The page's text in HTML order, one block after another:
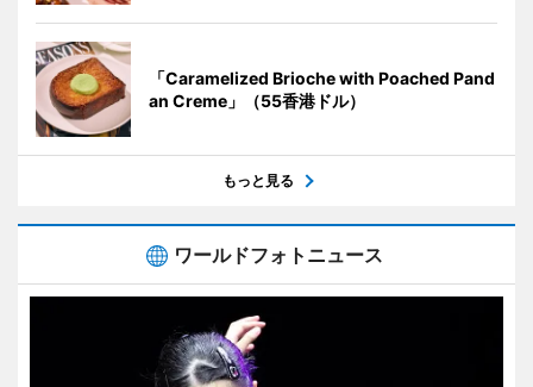
「Caramelized Brioche with Poached Pand
an Creme」（55香港ドル）
もっと見る
ワールドフォトニュース